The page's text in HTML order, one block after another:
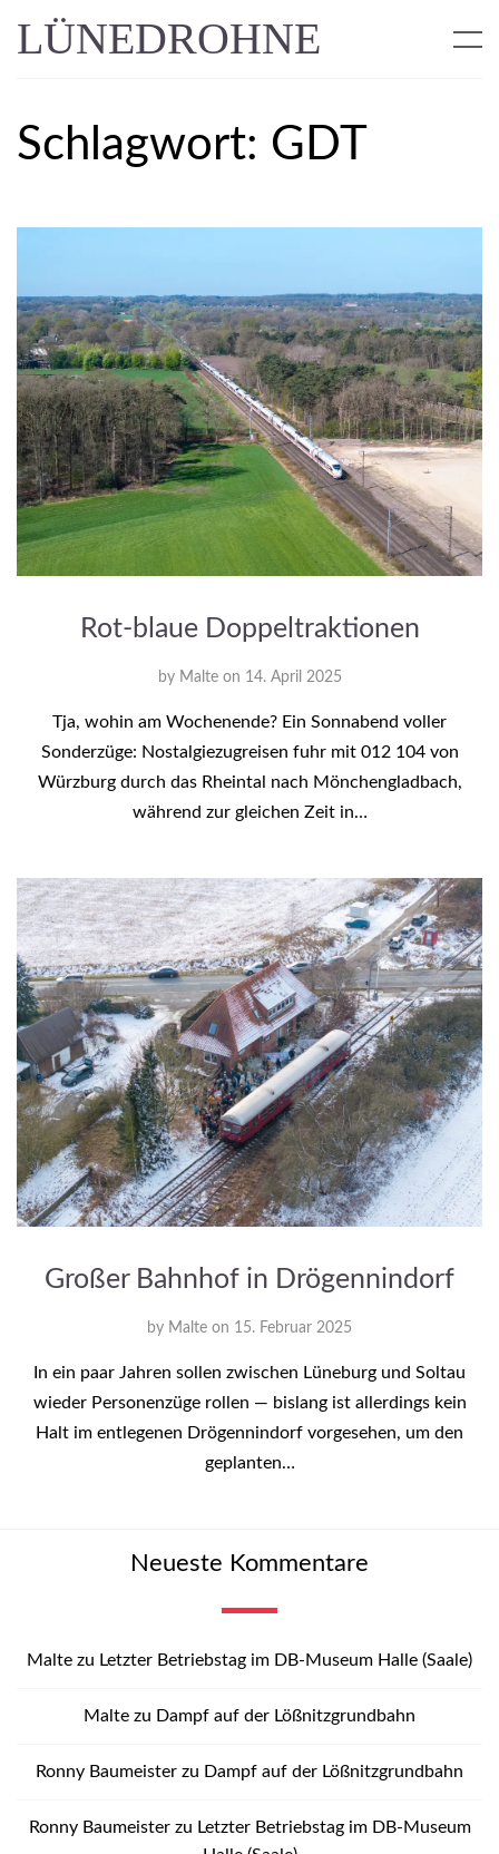
LÜNEDROHNE
Schlagwort: GDT
Rot-blaue Doppeltraktionen
by Malte on 14. April 2025
Tja, wohin am Wochenende? Ein Sonnabend voller
Sonderzüge: Nostalgiezugreisen fuhr mit 012 104 von
Würzburg durch das Rheintal nach Mönchengladbach,
während zur gleichen Zeit in…
Großer Bahnhof in Drögennindorf
by Malte on 15. Februar 2025
In ein paar Jahren sollen zwischen Lüneburg und Soltau
wieder Personenzüge rollen — bislang ist allerdings kein
Halt im entlegenen Drögennindorf vorgesehen, um den
geplanten…
Neueste Kommentare
Malte zu Letzter Betriebstag im DB-Museum Halle (Saale)
Malte zu Dampf auf der Lößnitzgrundbahn
Ronny Baumeister zu Dampf auf der Lößnitzgrundbahn
Ronny Baumeisterzu Letzter Betriebstag im DB-Museum